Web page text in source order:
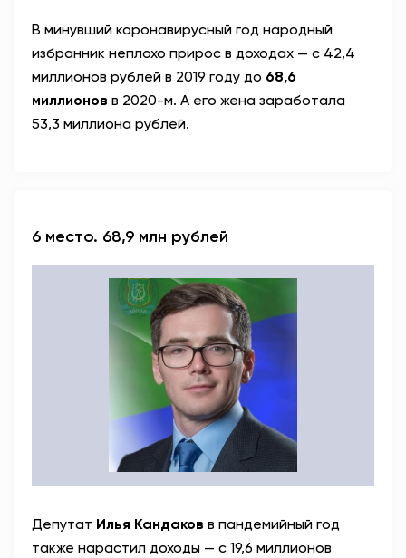
В минувший коронавирусный год народный
избранник неплохо прирос в доходах — с 42,4
миллионов рублей в 2019 году до 68,6
миллионов в 2020-м. А его жена заработала
53,3 миллиона рублей.
6 место. 68,9 млн рублей
Депутат Илья Кандаков в пандемийный год
также нарастил доходы — с 19,6 миллионов